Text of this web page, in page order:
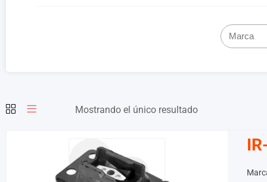
Mostrando el único resultado